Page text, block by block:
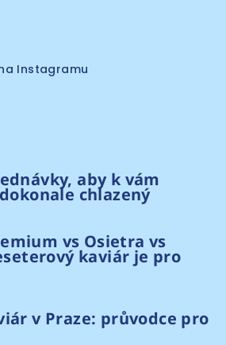
Instagramu
aby k vám
chlazený
vs Osietra vs
kaviár je pro
v Praze: průvodce pro